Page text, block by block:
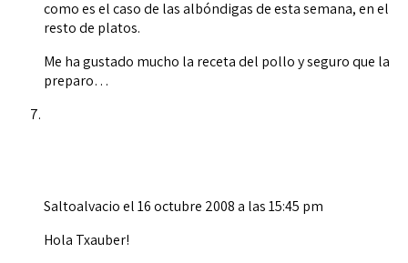
como es el caso de las albóndigas de esta semana, en el
resto de platos.
Me ha gustado mucho la receta del pollo y seguro que la
preparo…
Saltoalvacioel 16 octubre 2008 a las 15:45 pm
Hola Txauber!